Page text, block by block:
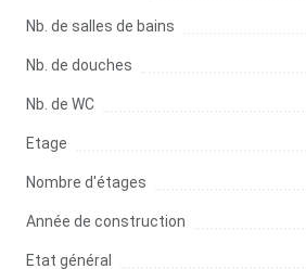
Nb. de salles de bains
Nb. de douches
Nb. de WC
Etage
Nombre d'étages
Année de construction
Etat général